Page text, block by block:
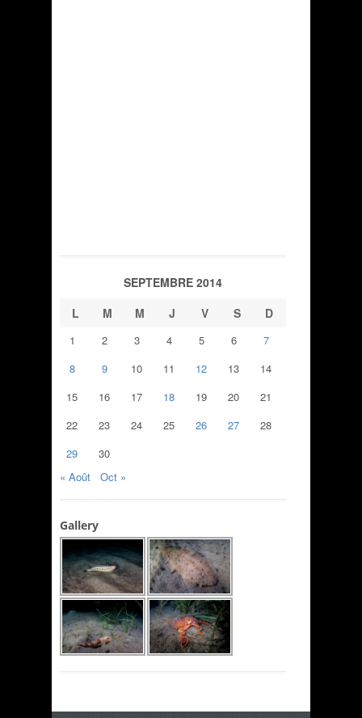
SEPTEMBRE 2014
L
M M J V S D
1 2 3 4 5 6
7
8
9 10 11 12 13
14
15
16 17 18 19 20
21
22
23 24 25 26 27
28
29
30
« Août
Oct »
Gallery